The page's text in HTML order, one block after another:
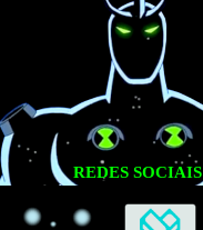
REDES SOCIAIS